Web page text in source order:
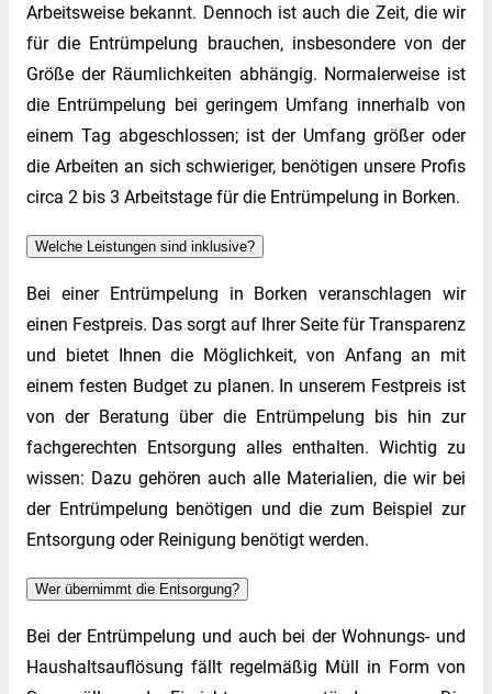
Arbeitsweise bekannt. Dennoch ist auch die Zeit, die wir
für die Entrümpelung brauchen, insbesondere von der
Größe der Räumlichkeiten abhängig. Normalerweise ist
die Entrümpelung bei geringem Umfang innerhalb von
einem Tag abgeschlossen; ist der Umfang größer oder
die Arbeiten an sich schwieriger, benötigen unsere Profis
circa 2 bis 3 Arbeitstage für die Entrümpelung in Borken.
Welche Leistungen sind inklusive?
Bei einer Entrümpelung in Borken veranschlagen wir
einen Festpreis. Das sorgt auf Ihrer Seite für Transparenz
und bietet Ihnen die Möglichkeit, von Anfang an mit
einem festen Budget zu planen. In unserem Festpreis ist
von der Beratung über die Entrümpelung bis hin zur
fachgerechten Entsorgung alles enthalten. Wichtig zu
wissen: Dazu gehören auch alle Materialien, die wir bei
der Entrümpelung benötigen und die zum Beispiel zur
Entsorgung oder Reinigung benötigt werden.
Wer übernimmt die Entsorgung?
Bei der Entrümpelung und auch bei der Wohnungs- und
Haushaltsauflösung fällt regelmäßig Müll in Form von